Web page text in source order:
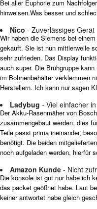
Bei aller Euphorie zum
hinweisen.Was besser und
Nico - Zuverlässiges Gerät
Wir haben die Siemens bei
gekauft. Sie ist nun mittlerweile
sehr zufrieden. Das Display
auch super. Die Brühgruppe
im Bohnenbehälter verklemmen
Herstellern. Ich kann nur sagen
Ladybug - Viel einfacher
Der Akku-Rasenmäher von
zusammengebaut werden, dies
Teile passt prima ineinander,
benötigt. Die beiden
noch aufgeladen werden, hierfür
Amazon Kunde - Nicht
Die konsole ist gut nur habe ich
das packet geöffnet habe. Laut
keiner antwortet habe gleich